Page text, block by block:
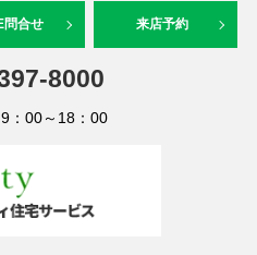
問合せ 来店予約
8000
：00～18：00